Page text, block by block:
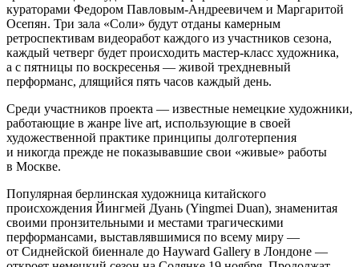
кураторами Федором Павловым-Андреевичем и Маргаритой
Осепян. Три зала «Соли» будут отданы камерным
ретроспективам видеоработ каждого из участников сезона,
каждый четверг будет происходить мастер-класс художника,
а с пятницы по воскресенья — живой трехдневный
перформанс, длящийся пять часов каждый день.
Среди участников проекта — известные немецкие художники,
работающие в жанре live art, использующие в своей
художественной практике принципы долготерпения
и никогда прежде не показывавшие свои «живые» работы
в Москве.
Популярная берлинская художница китайского
происхождения Йингмей Дуань (Yingmei Duan), знаменитая
своими пронзительными и местами трагическими
перформансами, выставлявшимися по всему миру —
от Сиднейской биеннале до Hayward Gallery в Лондоне —